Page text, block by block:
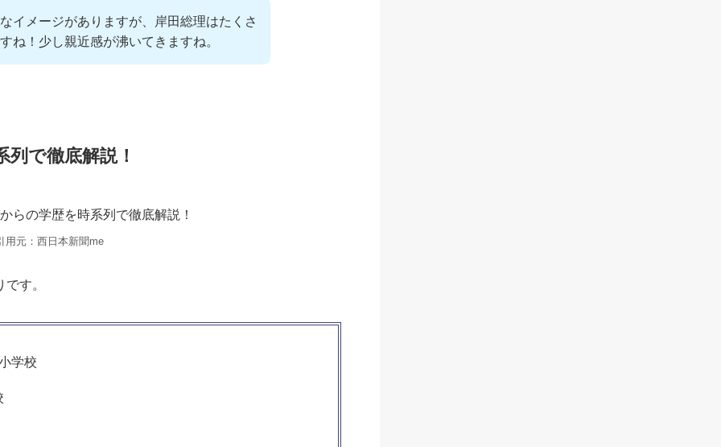
イメージがありますが、岸田総理はたくさ
ね！少し親近感が沸いてきますね。
で徹底解説！
用元：西日本新聞me
す。
学校